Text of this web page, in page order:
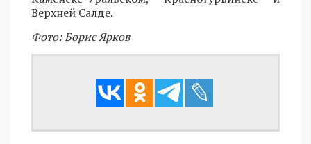
Верхней Салде.
Фото: Борис Ярков